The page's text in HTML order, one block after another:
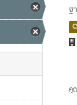
ฐ
คุ